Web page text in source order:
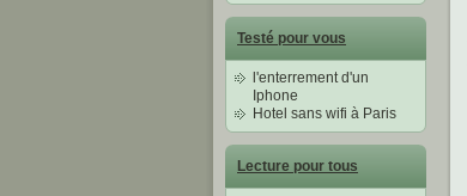
Testé pour vous
l'enterrement d'un
Iphone
Hotel sans wifi à Paris
Lecture pour tous